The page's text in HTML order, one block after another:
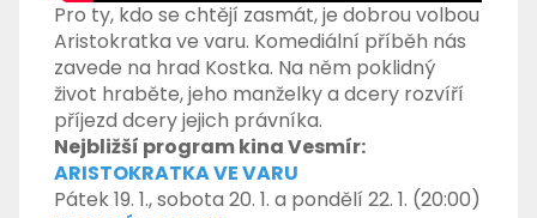
Pro ty, kdo se chtějí zasmát, je dobrou volbou
Aristokratka ve varu. Komediální příběh nás
zavede na hrad Kostka. Na něm poklidný
život hraběte, jeho manželky a dcery rozvíří
příjezd dcery jejich právníka.
Nejbližší program kina Vesmír:
ARISTOKRATKA VE VARU
Pátek 19. 1., sobota 20. 1. a pondělí 22. 1. (20:00)